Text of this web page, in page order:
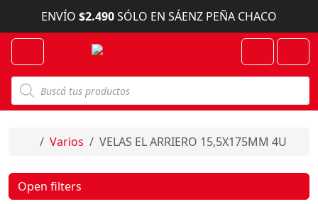
Skip to content
ENVÍO $2.490SÓLO EN SÁENZ PEÑA CHACO
B
s
q
d
Account
Cart
Home
Varios VELAS EL ARRIERO 15,5X175MM 4U
Open filters